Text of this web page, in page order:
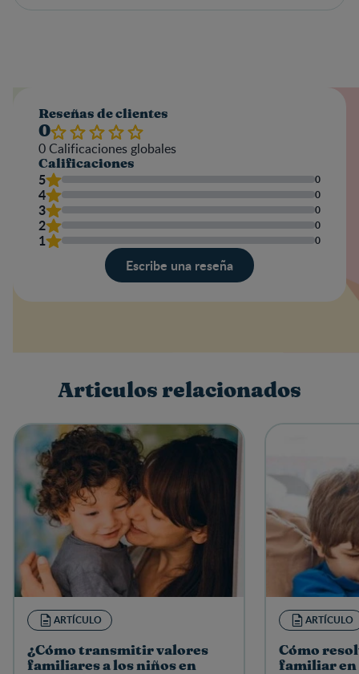
Reseñas de clientes
0
0 Calificaciones globales
Calificaciones
5 0
4 0
3 0
2 0
1 0
Escribe una reseña
Escribe una reseña
Articulos relacionados
ARTÍCULO
¿Cómo transmitir valores
familiares a los niños en
ARTÍCULO
Cómo
familiar en